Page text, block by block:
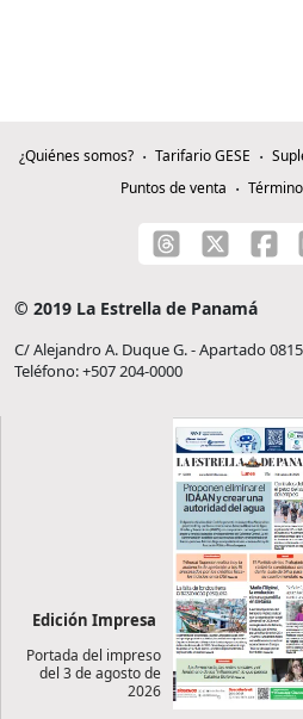
¿Quiénes somos? Tarifario GESE
Puntos de venta
© 2019 La Estrella de Panamá
C/ Alejandro A. Duque G. - Apartado
Teléfono: +507 204-0000
Edición Impresa
Portada del impreso
del 3 de agosto de
2026